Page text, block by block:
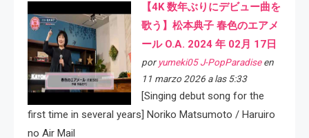
【4K 数年ぶりにデビュー曲を
歌う】松本典子 春色のエアメ
ール O.A. 2024 年 02月 17日
por yumeki05 J-PopParadiseen
11 marzo 2026 a las 5:33
[Singing debut song for the
first time in several years] Noriko Matsumoto / Haruiro
no Air Mail